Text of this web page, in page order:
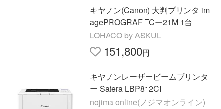
キヤノン(Canon) 大判プリンタ im
agePROGRAF TCー21M 1台
LOHACO by ASKUL
151,800円
キヤノンレーザービームプリンタ
ー Satera LBP812CI
nojima online(ノジマオンライン)